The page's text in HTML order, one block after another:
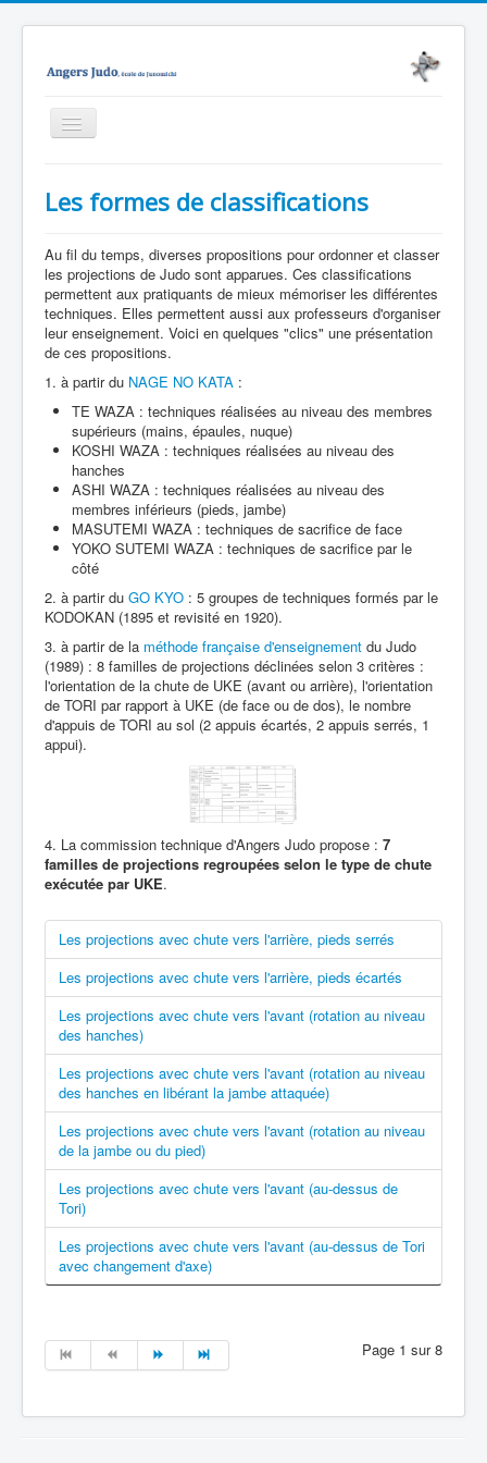
Basculer
Junomichi
Notre école
Evènements
Médiathèque
Nous contacter
Technique
Vous êtes ici : Accueil
Technique
Nage Waza
Les différentes classifications
Les formes de classifications
Au fil du temps, diverses propositions pour ordonner et classer
les projections de Judo sont apparues. Ces classifications
permettent aux pratiquants de mieux mémoriser les différentes
techniques. Elles permettent aussi aux professeurs d'organiser
leur enseignement. Voici en quelques "clics" une présentation
de ces propositions.
1. à partir du NAGE NO KATA :
TE WAZA : techniques réalisées au niveau des membres
supérieurs (mains, épaules, nuque)
KOSHI WAZA : techniques réalisées au niveau des
hanches
ASHI WAZA : techniques réalisées au niveau des
membres inférieurs (pieds, jambe)
MASUTEMI WAZA : techniques de sacrifice de face
YOKO SUTEMI WAZA : techniques de sacrifice par le
côté
2. à partir du GO KYO : 5 groupes de techniques formés par le
KODOKAN (1895 et revisité en 1920).
3. à partir de la méthode française d'enseignement du Judo
(1989) : 8 familles de projections déclinées selon 3 critères :
l'orientation de la chute de UKE (avant ou arrière), l'orientation
de TORI par rapport à UKE (de face ou de dos), le nombre
d'appuis de TORI au sol (2 appuis écartés, 2 appuis serrés, 1
appui).
4. La commission technique d'Angers Judo propose : 7
familles de projections regroupées selon le type de chute
exécutée par UKE.
Les projections avec chute vers l'arrière, pieds serrés
Les projections avec chute vers l'arrière, pieds écartés
Les projections avec chute vers l'avant (rotation au niveau
des hanches)
Les projections avec chute vers l'avant (rotation au niveau
des hanches en libérant la jambe attaquée)
Les projections avec chute vers l'avant (rotation au niveau
de la jambe ou du pied)
Les projections avec chute vers l'avant (au-dessus de
Tori)
Les projections avec chute vers l'avant (au-dessus de Tori
avec changement d'axe)
Page 1 sur 8